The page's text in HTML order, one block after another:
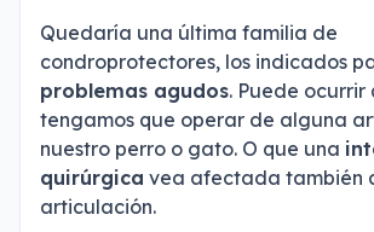
Quedaría una última familia de
condroprotectores, los indicados
problemas agudos. Puede ocurrir
tengamos que operar de alguna
nuestro perro o gato. O que una
quirúrgica vea afectada también
articulación.